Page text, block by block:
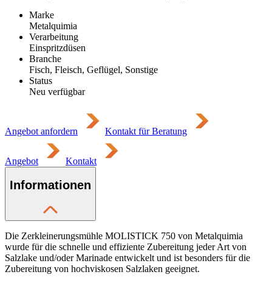
Marke
Metalquimia
Verarbeitung
Einspritzdüsen
Branche
Fisch, Fleisch, Geflügel, Sonstige
Status
Neu verfügbar
Angebot anfordern Kontakt für Beratung
Angebot Kontakt
Informationen
Die Zerkleinerungsmühle MOLISTICK 750 von Metalquimia
wurde für die schnelle und effiziente Zubereitung jeder Art von
Salzlake und/oder Marinade entwickelt und ist besonders für die
Zubereitung von hochviskosen Salzlaken geeignet.